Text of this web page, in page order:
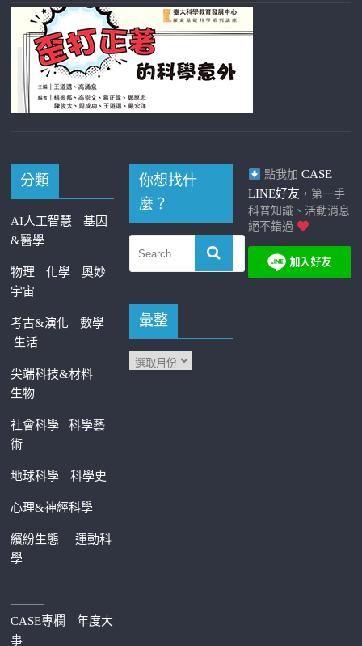
分類
AI人工智慧
基因
&醫學
物理 化學
奧妙
宇宙
考古&演化
數學
生活
尖端科技&材料
生物
社會科學科學藝
術
地球科學 科學史
心理&神經科學
繽紛生態運動科
學
—————————
———
CASE專欄
年度大
事
你想找什
麼？
彙整
點我加 CASE
LINE好友 ，第一手
科普知識、活動消息
絕不錯過